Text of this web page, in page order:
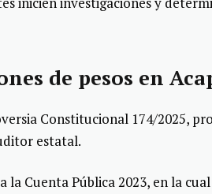
de pesos en
Constitucional 174/2025,
estatal.
Cuenta Pública 2023, en la